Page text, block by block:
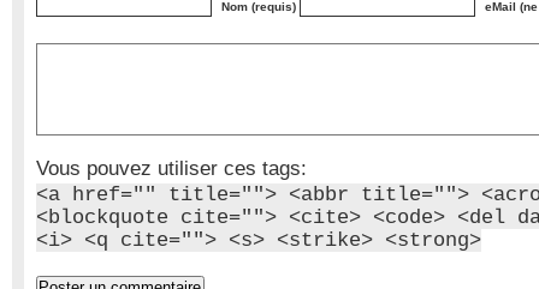
Nom (requis) eMail
Vous pouvez utiliser ces tags:
<a href="" title=""> <abbr title="">
<blockquote cite=""> <cite> <code> <del
<i> <q cite=""> <s> <strike> <strong>